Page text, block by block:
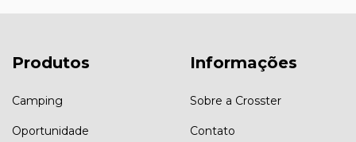
Produtos
Camping
Oportunidade
Informações
Sobre a Crosster
Contato